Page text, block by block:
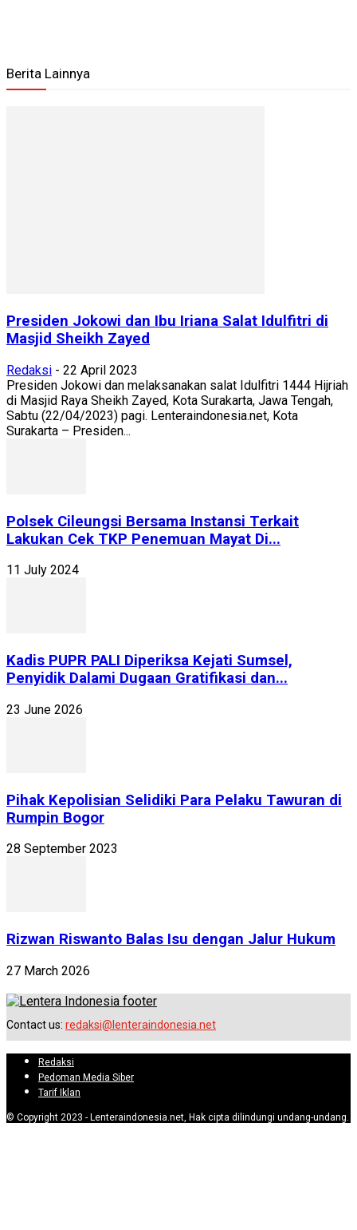
Berita Lainnya
Presiden Jokowi dan Ibu Iriana Salat Idulfitri di
Masjid Sheikh Zayed
Redaksi - 22 April 2023
Presiden Jokowi dan melaksanakan salat Idulfitri 1444 Hijriah
di Masjid Raya Sheikh Zayed, Kota Surakarta, Jawa Tengah,
Sabtu (22/04/2023) pagi. Lenteraindonesia.net, Kota
Surakarta – Presiden...
Polsek Cileungsi Bersama Instansi Terkait
Lakukan Cek TKP Penemuan Mayat Di...
11 July 2024
Kadis PUPR PALI Diperiksa Kejati Sumsel,
Penyidik Dalami Dugaan Gratifikasi dan...
23 June 2026
Pihak Kepolisian Selidiki Para Pelaku Tawuran di
Rumpin Bogor
28 September 2023
Rizwan Riswanto Balas Isu dengan Jalur Hukum
27 March 2026
Contact us: redaksi@lenteraindonesia.net
Redaksi
Pedoman Media Siber
Tarif Iklan
© Copyright 2023 - Lenteraindonesia.net, Hak cipta dilindungi undang-undang.